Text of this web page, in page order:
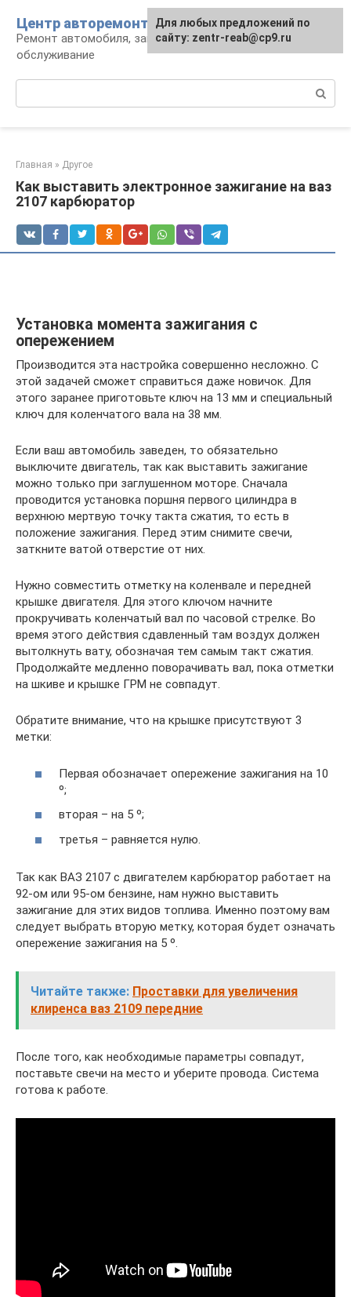
контенту
Центр авторемонта
Ремонт автомобиля, запчасти и
обслуживание
Главная » Другое
Как выставить электронное зажигание на ваз
2107 карбюратор
Установка момента зажигания с
опережением
Производится эта настройка совершенно несложно. С
этой задачей сможет справиться даже новичок. Для
этого заранее приготовьте ключ на 13 мм и специальный
ключ для коленчатого вала на 38 мм.
Если ваш автомобиль заведен, то обязательно
выключите двигатель, так как выставить зажигание
можно только при заглушенном моторе. Сначала
проводится установка поршня первого цилиндра в
верхнюю мертвую точку такта сжатия, то есть в
положение зажигания. Перед этим снимите свечи,
заткните ватой отверстие от них.
Нужно совместить отметку на коленвале и передней
крышке двигателя. Для этого ключом начните
прокручивать коленчатый вал по часовой стрелке. Во
время этого действия сдавленный там воздух должен
вытолкнуть вату, обозначая тем самым такт сжатия.
Продолжайте медленно поворачивать вал, пока отметки
на шкиве и крышке ГРМ не совпадут.
Обратите внимание, что на крышке присутствуют 3
метки:
Первая обозначает опережение зажигания на 10
º;
вторая – на 5 º;
третья – равняется нулю.
Так как ВАЗ 2107 с двигателем карбюратор работает на
92-ом или 95-ом бензине, нам нужно выставить
зажигание для этих видов топлива. Именно поэтому вам
следует выбрать вторую метку, которая будет означать
опережение зажигания на 5 º.
Читайте также: Проставки для увеличения
клиренса ваз 2109 передние
После того, как необходимые параметры совпадут,
поставьте свечи на место и уберите провода. Система
готова к работе.
Для любых предложений по
сайту: zentr-reab@cp9.ru